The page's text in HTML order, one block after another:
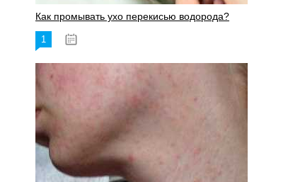
Как промывать ухо перекисью водорода?
1